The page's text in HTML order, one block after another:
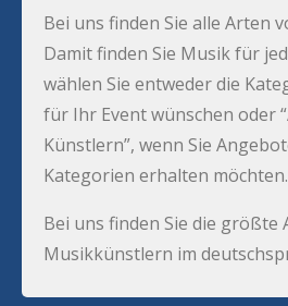
Bei uns finden Sie alle Arten
Damit finden Sie Musik für
wählen Sie entweder die
für Ihr Event wünschen oder
Künstlern”, wenn Sie
Kategorien erhalten möchten.
Bei uns finden Sie die größte
Musikkünstlern im